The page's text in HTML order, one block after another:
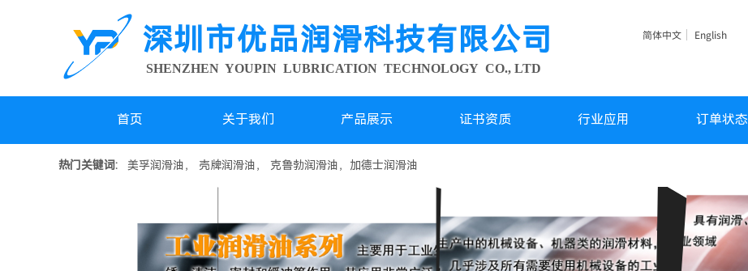
深圳市优品润滑科技有限公司
SHENZHEN YOUPIN LUBRICATION TECHNOLOGY CO., LTD
简体中文 English
首页 关于我们 产品展示 证书资质 行业应用 订单状态
热门关键词: 美孚润滑油， 壳牌润滑油， 克鲁勃润滑油，加德士润滑油